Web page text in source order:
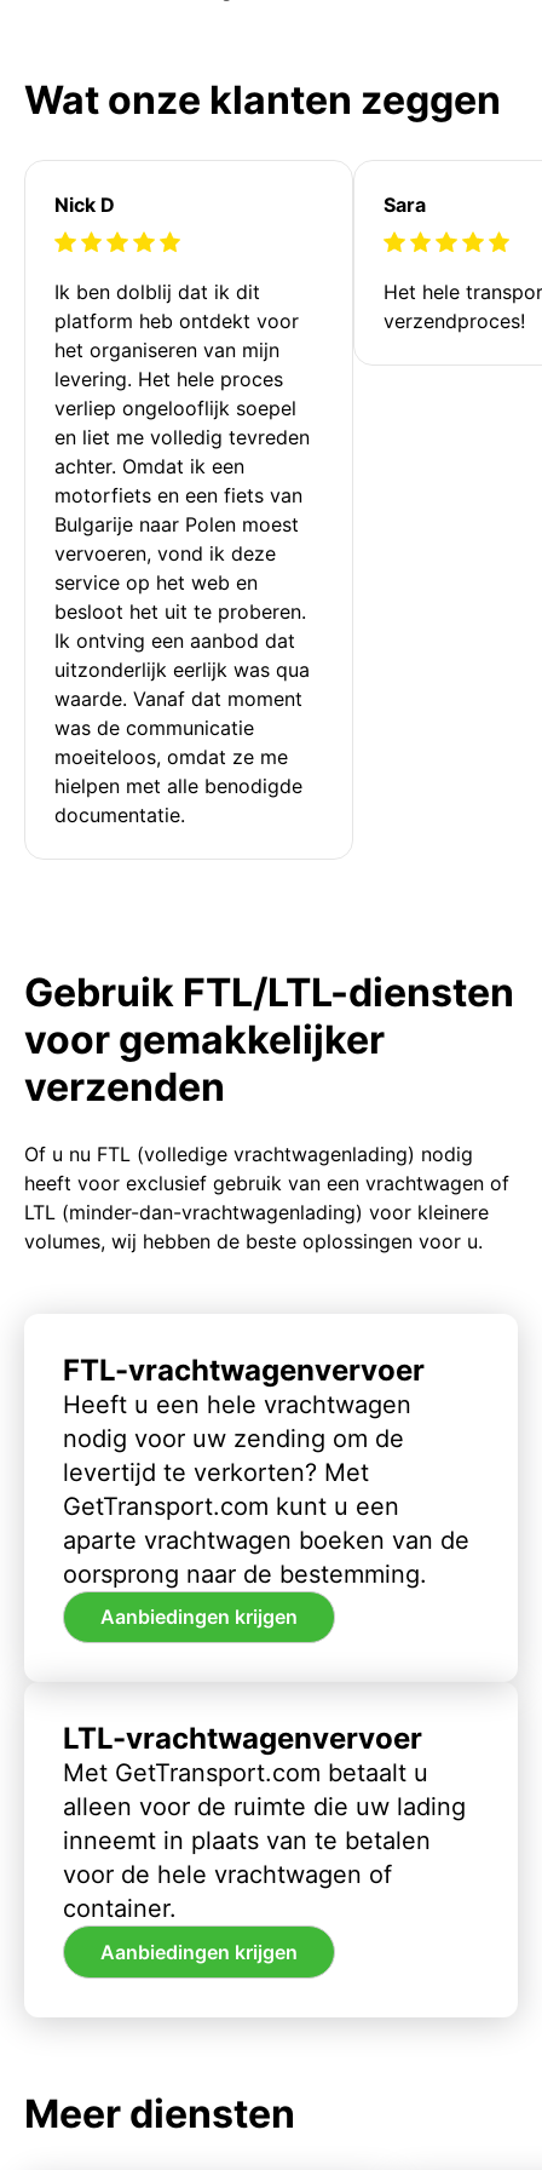
Wat onze klanten zeggen
Nick D
Ik ben dolblij dat ik dit
platform heb ontdekt voor
het organiseren van mijn
levering. Het hele proces
verliep ongelooflijk soepel
en liet me volledig tevreden
achter. Omdat ik een
motorfiets en een fiets van
Bulgarije naar Polen moest
vervoeren, vond ik deze
service op het web en
besloot het uit te proberen.
Ik ontving een aanbod dat
uitzonderlijk eerlijk was qua
waarde. Vanaf dat moment
was de communicatie
moeiteloos, omdat ze me
hielpen met alle benodigde
documentatie.
Sara
Het hele
verzendproces!
Gebruik FTL/LTL-diensten
voor gemakkelijker
verzenden
Of u nu FTL (volledige vrachtwagenlading) nodig
heeft voor exclusief gebruik van een vrachtwagen of
LTL (minder-dan-vrachtwagenlading) voor kleinere
volumes, wij hebben de beste oplossingen voor u.
FTL-vrachtwagenvervoer
Heeft u een hele vrachtwagen
nodig voor uw zending om de
levertijd te verkorten? Met
GetTransport.com kunt u een
aparte vrachtwagen boeken van de
oorsprong naar de bestemming.
Aanbiedingen krijgen
LTL-vrachtwagenvervoer
Met GetTransport.com betaalt u
alleen voor de ruimte die uw lading
inneemt in plaats van te betalen
voor de hele vrachtwagen of
container.
Aanbiedingen krijgen
Meer diensten